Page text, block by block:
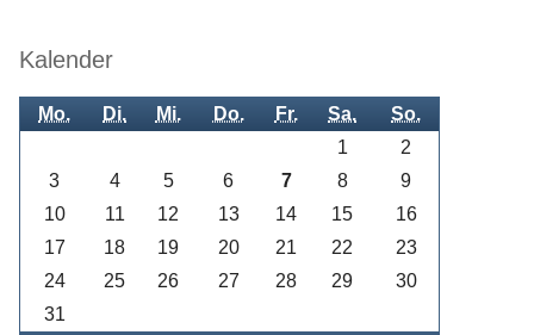
Kalender
Mo. Di. Mi. Do. Fr. Sa. So.
1
2
3
4 5 6 7 8
9
10
11 12 13 14 15
16
17
18 19 20 21 22
23
24
25 26 27 28 29
30
31